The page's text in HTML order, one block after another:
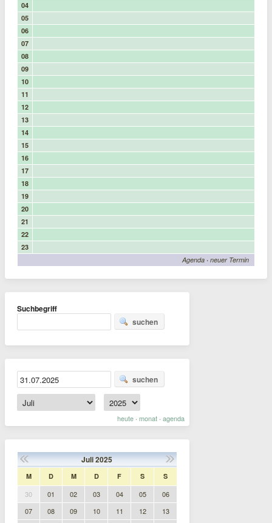
04
05
06
07
08
09
10
11
12
13
14
15
16
17
18
19
20
21
22
23
Agenda · neuer Termin
Suchbegriff
suchen
suchen
heute · monat · agenda
Juli2025
M D M D F S S
30 01 02 03 04 05
06
07
08 09 10 11 12 13